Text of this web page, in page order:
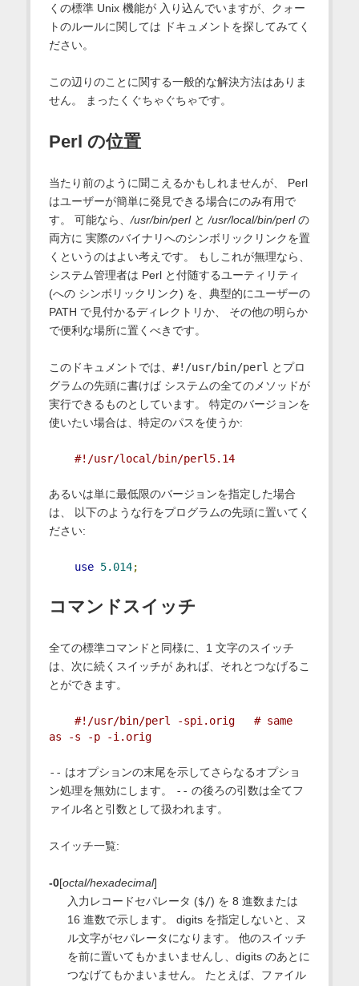
くの標準 Unix 機能が 入り込んでいますが、クォー
トのルールに関しては ドキュメントを探してみてく
ださい。
この辺りのことに関する一般的な解決方法はありま
せん。 まったくぐちゃぐちゃです。
Perl の位置
当たり前のように聞こえるかもしれませんが、 Perl
はユーザーが簡単に発見できる場合にのみ有用で
す。 可能なら、 /usr/bin/perlと /usr/local/bin/perlの
両方に 実際のバイナリへのシンボリックリンクを置
くというのはよい考えです。 もしこれが無理なら、
システム管理者は Perl と付随するユーティリティ
(への シンボリックリンク) を、典型的にユーザーの
PATH で見付かるディレクトリか、 その他の明らか
で便利な場所に置くべきです。
このドキュメントでは、 #!/usr/bin/perl とプロ
グラムの先頭に書けば システムの全てのメソッドが
実行できるものとしています。 特定のバージョンを
使いたい場合は、特定のパスを使うか:
#!/usr/local/bin/perl5.14
あるいは単に最低限のバージョンを指定した場合
は、 以下のような行をプログラムの先頭に置いてく
ださい:
use 5.014;
コマンドスイッチ
全ての標準コマンドと同様に、1 文字のスイッチ
は、次に続くスイッチが あれば、それとつなげるこ
とができます。
#!/usr/bin/perl -spi.orig   # same
as -s -p -i.orig
-- はオプションの末尾を示してさらなるオプショ
ン処理を無効にします。
-- の後ろの引数は全てフ
ァイル名と引数として扱われます。
スイッチ一覧:
-0[octal/hexadecimal]
入力レコードセパレータ ($/) を 8 進数または
16 進数で示します。 digits を指定しないと、ヌ
ル文字がセパレータになります。 他のスイッチ
を前に置いてもかまいませんし、digits のあとに
つなげてもかまいません。 たとえば、ファイル